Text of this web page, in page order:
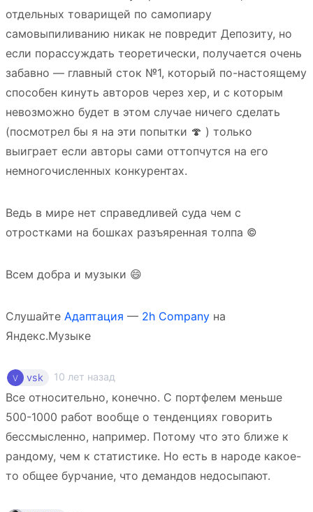
отдельных товарищей по самопиару
самовыпиливанию никак не повредит Депозиту, но
если порассуждать теоретически, получается очень
забавно — главный сток №1, который по-настоящему
способен кинуть авторов через хер, и с которым
невозможно будет в этом случае ничего сделать
(посмотрел бы я на эти попытки 🍄 ) только
выиграет если авторы сами оттопчутся на его
немногочисленных конкурентах.
Ведь в мире нет справедливей суда чем с
отростками на бошках разъяренная толпа ©
Всем добра и музыки 😄
Слушайте Адаптация — 2h Company на
Яндекс.Музыке
vsk 10 лет назад
Все относительно, конечно. С портфелем меньше
500-1000 работ вообще о тенденциях говорить
бессмысленно, например. Потому что это ближе к
рандому, чем к статистике. Но есть в народе какое-
то общее бурчание, что демандов недосыпают.